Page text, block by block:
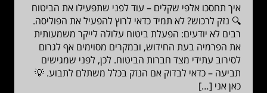
איך תחסכו אלפי שקלים – עוד לפני שתפעילו את הביטוח
🔍 נזק לרכוש? לא תמיד כדאי לרוץ להפעיל את הפוליסה.
רבים לא יודעים: הפעלת ביטוח עלולה לייקר משמעותית
את הפרמיה בעת החידוש, ובמקרים מסוימים אף לגרום
לסירוב עתידי מצד חברות הביטוח. לכן, לפני שמגישים
תביעה – כדאי לבדוק אם הנזק בכלל משתלם לתבוע. 💡
כאן אני […]